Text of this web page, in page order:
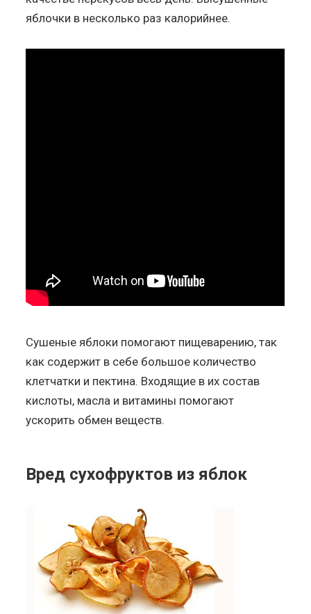
яблочки в несколько раз калорийнее.
Сушеные яблоки помогают пищеварению, так
как содержит в себе большое количество
клетчатки и пектина. Входящие в их состав
кислоты, масла и витамины помогают
ускорить обмен веществ.
Вред сухофруктов из яблок